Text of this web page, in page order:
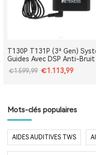
T130P T131P (3ª Gen)
Guides Avec DSP Anti-
Eiffel, Le Louvre, Versailles
€1.599,99 €1.113,99
Mots-clés populaires
AIDES AUDITIVES TWS